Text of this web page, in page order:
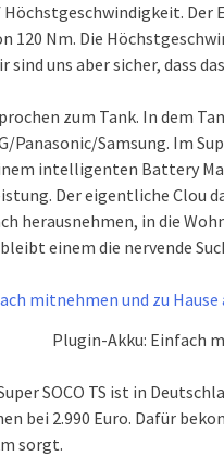
Der
120 Nm. Die
sind uns aber sicher, dass
zum Tank. In dem
Panasonic/Samsung. Im
intelligenten Battery
Der eigentliche Clou
herausnehmen, in die
einem die nervende
Plugin-Akku: Einfach
SOCO TS ist in
bei 2.990 Euro. Dafür
sorgt.